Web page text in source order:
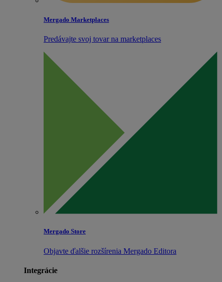
Mergado Marketplaces
Predávajte svoj tovar na marketplaces
Mergado Store
Objavte ďalšie rozšírenia Mergado Editora
Integrácie